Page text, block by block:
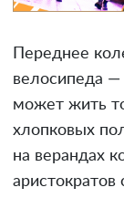
Переднее
велосипеда
может жить
хлопковых
на верандах